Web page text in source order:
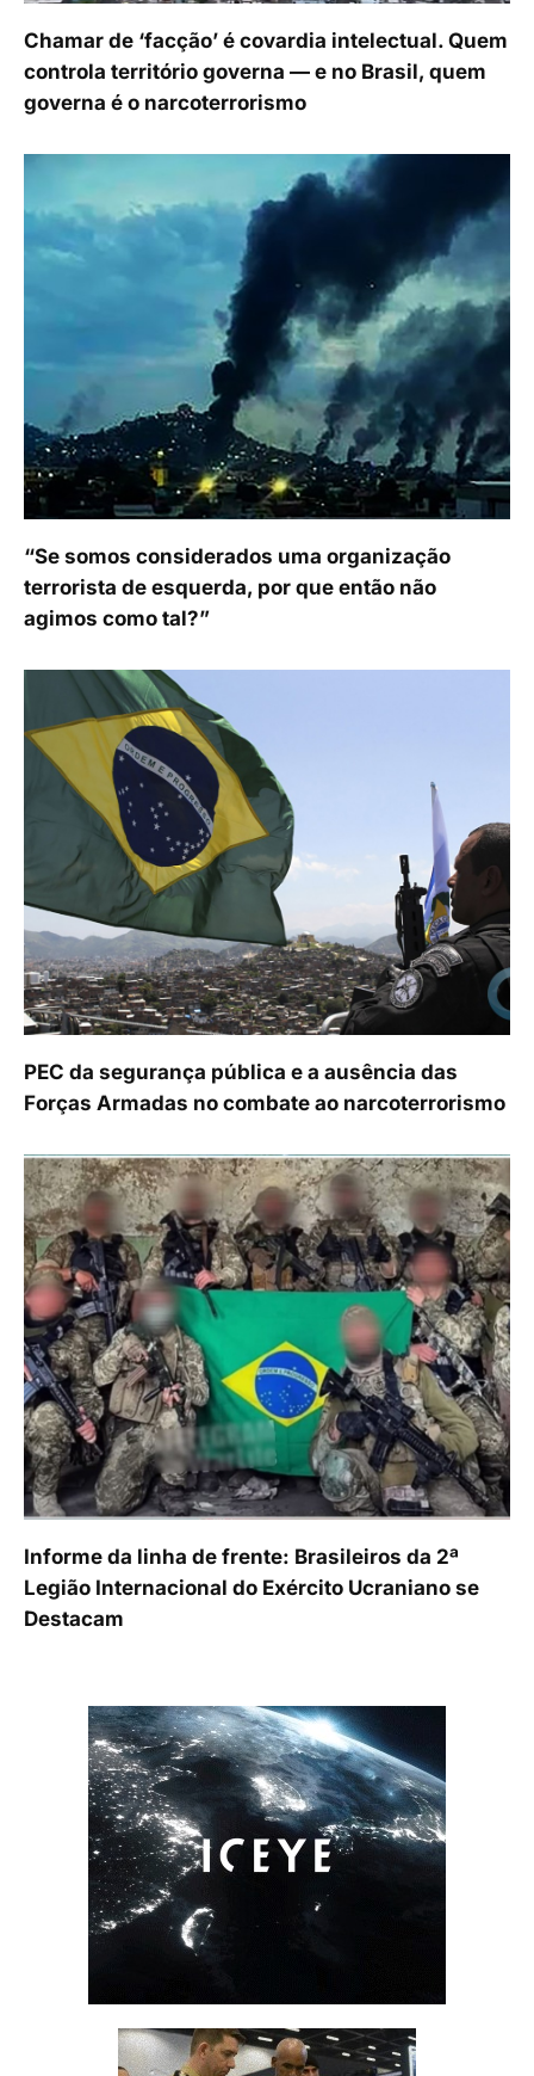
Chamar de ‘facção’ é covardia intelectual. Quem
controla território governa — e no Brasil, quem
governa é o narcoterrorismo
“Se somos considerados uma organização
terrorista de esquerda, por que então não
agimos como tal?”
PEC da segurança pública e a ausência das
Forças Armadas no combate ao narcoterrorismo
Informe da linha de frente: Brasileiros da 2ª
Legião Internacional do Exército Ucraniano se
Destacam